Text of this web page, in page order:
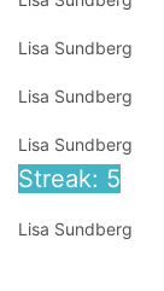
Lisa Sundberg
Lisa Sundberg
Lisa Sundberg
Streak: 5
Lisa Sundberg